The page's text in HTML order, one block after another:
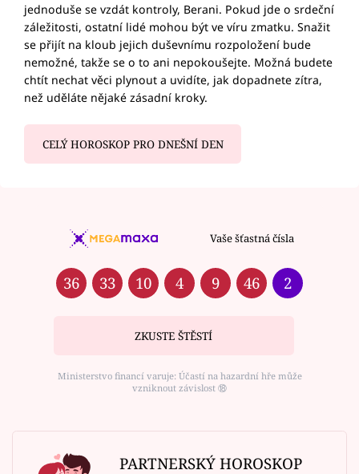
jednoduše se vzdát kontroly, Berani. Pokud jde o srdeční
záležitosti, ostatní lidé mohou být ve víru zmatku. Snažit
se přijít na kloub jejich duševnímu rozpoložení bude
nemožné, takže se o to ani nepokoušejte. Možná budete
chtít nechat věci plynout a uvidíte, jak dopadnete zítra,
než uděláte nějaké zásadní kroky.
CELÝ HOROSKOP PRO DNEŠNÍ DEN
Vaše šťastná čísla
36 33 10 4 9 46 2
ZKUSTE ŠTĚSTÍ
Ministerstvo financí varuje: Účastí na hazardní hře může
vzniknout závislost ⑱
PARTNERSKÝ HOROSKOP